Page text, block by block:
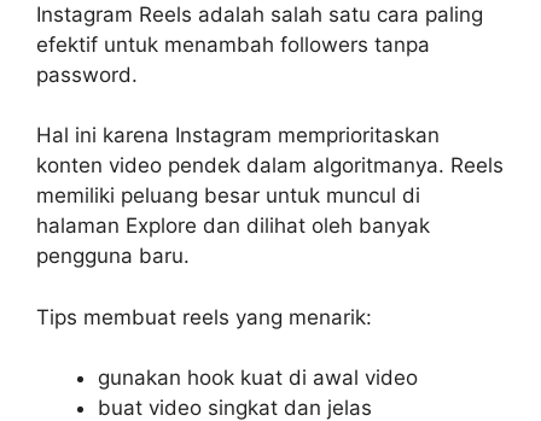
Instagram Reels adalah salah satu cara paling
efektif untuk menambah followers tanpa
password.
Hal ini karena Instagram memprioritaskan
konten video pendek dalam algoritmanya. Reels
memiliki peluang besar untuk muncul di
halaman Explore dan dilihat oleh banyak
pengguna baru.
Tips membuat reels yang menarik:
gunakan hook kuat di awal video
buat video singkat dan jelas